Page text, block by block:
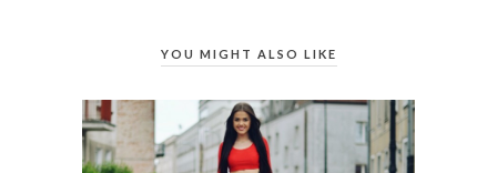
YOU MIGHT ALSO LIKE